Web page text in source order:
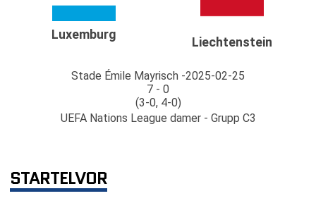
Luxemburg
Stade Émile Mayrisch 2025-02-25
7 - 0
(3-0, 4-0)
UEFA Nations League damer - Grupp C3
Liechtenstein
STARTELVOR